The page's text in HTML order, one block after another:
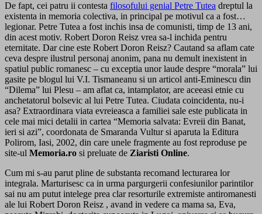
De fapt, cei patru ii contesta filosofului genial Petre Tutea dreptul la
existenta in memoria colectiva, in principal pe motivul ca a fost…
legionar. Petre Tutea a fost inchis insa de comunisti, timp de 13 ani,
din acest motiv. Robert Doron Reisz vrea sa-l inchida pentru
eternitate. Dar cine este Robert Doron Reisz? Cautand sa aflam cate
ceva despre ilustrul personaj anonim, pana nu demult inexistent in
spatiul public romanesc – cu exceptia unor laude despre “morala” lui
gasite pe blogul lui V.I. Tismaneanu si un articol anti-Eminescu din
“Dilema” lui Plesu – am aflat ca, intamplator, are aceeasi etnie cu
anchetatorul bolsevic al lui Petre Tutea. Ciudata coincidenta, nu-i
asa? Extraordinara viata evreieasca a familiei sale este publicata in
cele mai mici detalii in cartea “Memoria salvata: Evreii din Banat,
ieri si azi”, coordonata de Smaranda Vultur si aparuta la Editura
Polirom, Iasi, 2002, din care unele fragmente au fost reproduse pe
site-ul Memoria.ro si preluate de Ziaristi Online.
Cum mi s-au parut pline de substanta recomand lecturarea lor
integrala. Marturisesc ca in urma pargurgerii confesiunilor parintilor
sai nu am putut intelege prea clar resorturile extremiste antiromanesti
ale lui Robert Doron Reisz , avand in vedere ca mama sa, Eva,